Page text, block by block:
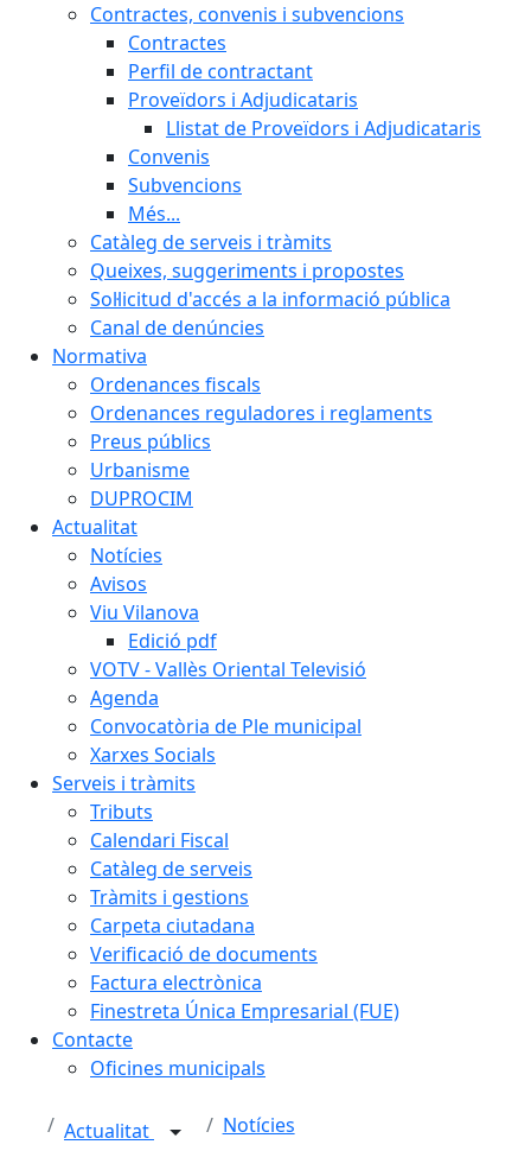
Contractes, convenis i subvencions
Contractes
Perfil de contractant
Proveïdors i Adjudicataris
Llistat de Proveïdors i Adjudicataris
Convenis
Subvencions
Més...
Catàleg de serveis i tràmits
Queixes, suggeriments i propostes
Sol·licitud d'accés a la informació pública
Canal de denúncies
Normativa
Ordenances fiscals
Ordenances reguladores i reglaments
Preus públics
Urbanisme
DUPROCIM
Actualitat
Notícies
Avisos
Viu Vilanova
Edició pdf
VOTV - Vallès Oriental Televisió
Agenda
Convocatòria de Ple municipal
Xarxes Socials
Serveis i tràmits
Tributs
Calendari Fiscal
Catàleg de serveis
Tràmits i gestions
Carpeta ciutadana
Verificació de documents
Factura electrònica
Finestreta Única Empresarial (FUE)
Contacte
Oficines municipals
Actualitat Notícies